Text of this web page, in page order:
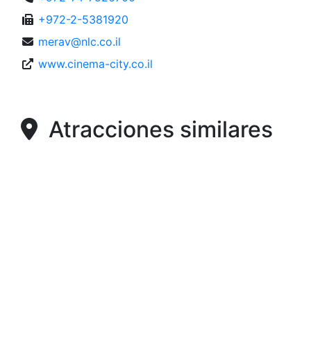
+972-2-5381920
merav@nlc.co.il
www.cinema-city.co.il
Atracciones similares